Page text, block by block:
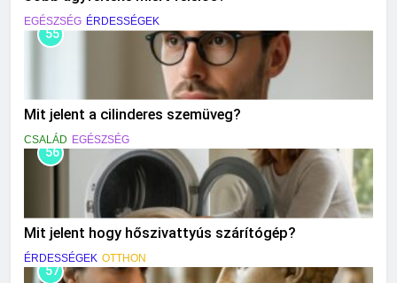
EGÉSZSÉG ÉRDESSÉGEK
55
Mit jelent a cilinderes szemüveg?
CSALÁD EGÉSZSÉG
56
Mit jelent hogy hőszivattyús szárítógép?
ÉRDESSÉGEK OTTHON
57